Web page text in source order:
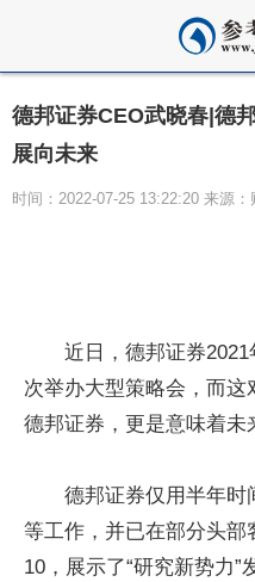
德邦证券CEO武晓春|德
展向未来
时间：2022-07-25 13:22:20 来源：
近 日，德邦证券
次举办大型策略会，而这
德邦证券，更是意味着未
德邦证券仅用半年时
等工作，并已在部分头
10，展示了“研究新势力